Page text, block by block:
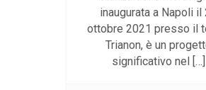
inaugurata a Napoli il
ottobre 2021 presso il
Trianon, è un
significativo nel […]